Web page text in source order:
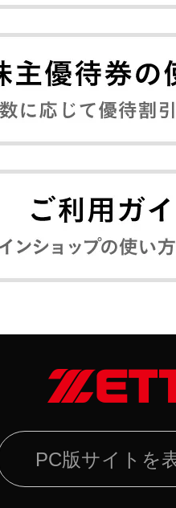
PC版サイトを